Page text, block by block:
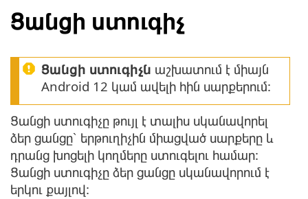
Ցանցի ստուգիչ
Ցանցի ստուգիչն աշխատում է միայն
Android 12 կամ ավելի հին սարքերում:
Ցանցի ստուգիչը թույլ է տալիս սկանավորել
ձեր ցանցը՝ երթուղիչին միացված սարքերը և
դրանց խոցելի կողմերը ստուգելու համար:
Ցանցի ստուգիչը ձեր ցանցը սկանավորում է
երկու քայլով: